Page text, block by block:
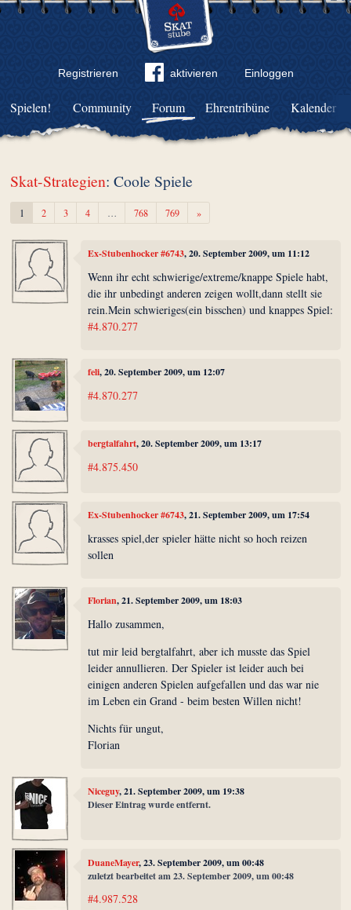
Registrieren aktivieren Einloggen
Community Forum Ehrentribüne Kalender
Spielen!
Skat-Strategien: Coole Spiele
1 2 3 4 … 768 769 »Weiter
Ex-Stubenhocker #6743, 20. September 2009, um 11:12
Wenn ihr echt schwierige/extreme/knappe Spiele habt,
die ihr unbedingt anderen zeigen wollt,dann stellt sie
rein.Mein schwieriges(ein bisschen) und knappes Spiel:
#4.870.277
feli, 20. September 2009, um 12:07
#4.870.277
bergtalfahrt, 20. September 2009, um 13:17
#4.875.450
Ex-Stubenhocker #6743, 21. September 2009, um 17:54
krasses spiel,der spieler hätte nicht so hoch reizen
sollen
Florian, 21. September 2009, um 18:03
Hallo zusammen,
tut mir leid bergtalfahrt, aber ich musste das Spiel
leider annullieren. Der Spieler ist leider auch bei
einigen anderen Spielen aufgefallen und das war nie
im Leben ein Grand - beim besten Willen nicht!
Nichts für ungut,
Florian
Niceguy, 21. September 2009, um 19:38
Dieser Eintrag wurde entfernt.
DuaneMayer, 23. September 2009, um 00:48
zuletzt bearbeitet am 23. September 2009, um 00:48
#4.987.528